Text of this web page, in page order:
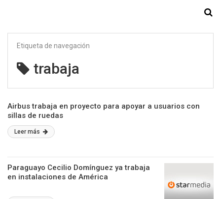
Etiqueta de navegación
trabaja
Airbus trabaja en proyecto para apoyar a usuarios con
sillas de ruedas
Leer más
Paraguayo Cecilio Domínguez ya trabaja
en instalaciones de América